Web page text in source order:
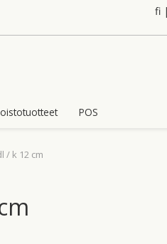
fi |
POS
/ k 12 cm